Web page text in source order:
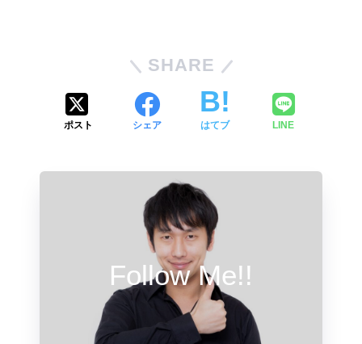
SHARE
ポスト シェア はてブ LINE
Follow Me!!